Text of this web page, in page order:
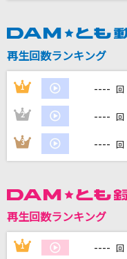
STORY
DAM
カラオ
再生回数ランキング
1 ---- 回
2 ---- 回
3 ---- 回
再生回数ランキング
1 ---- 回